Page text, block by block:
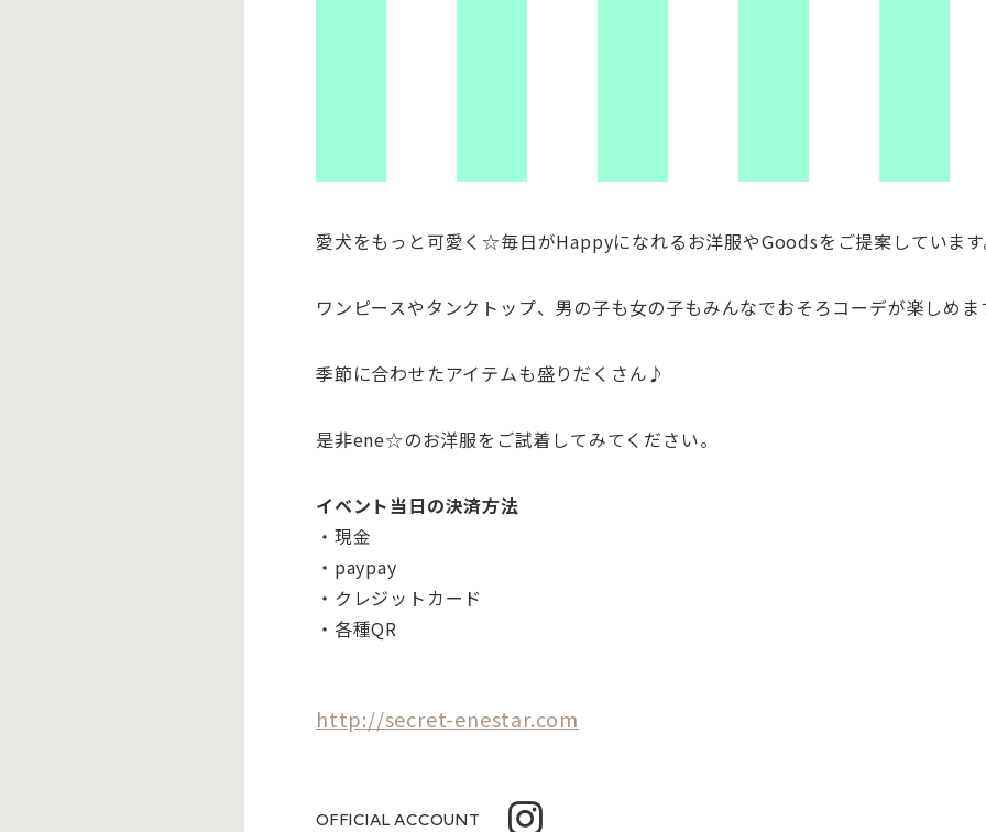
愛犬をもっと可愛く☆毎日がHappyになれるお洋服やGoodsをご提案していま
ワンピースやタンクトップ、男の子も女の子もみんなでおそろコーデが楽しめ
季節に合わせたアイテムも盛りだくさん♪
是非ene☆のお洋服をご試着してみてください。
イベント当日の決済方法
・現金
・paypay
・クレジットカード
・各種QR
http://secret-enestar.com
OFFICIAL ACCOUNT